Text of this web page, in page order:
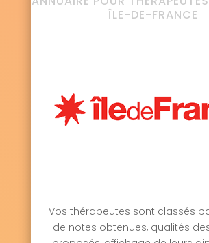
ÎLE-DE-FRANCE
Vos thérapeutes sont classés
de notes obtenues, qualités